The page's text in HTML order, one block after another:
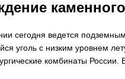
сегодня ведется
уголь с низким уровнем
комбинаты